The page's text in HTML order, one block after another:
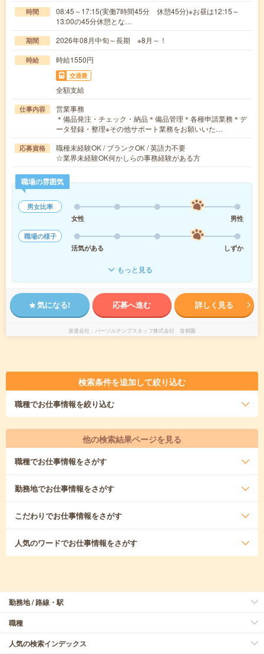
時間
08:45～17:15(実働7時間45分 休憩45分)※お昼は12:15～
13:00の45分休憩とな…
期間 2026年08月中旬～長期 ※8月～！
時給 時給1550円
交通費
全額支給
仕事内容
営業事務
＊備品発注・チェック・納品＊備品管理＊各種申請業務＊デ
ータ登録・整理※その他サポート業務をお願いいた…
応募資格
職種未経験OK / ブランクOK / 英語力不要
☆業界未経験OK何かしらの事務経験がある方
職場の雰囲気
男女比率
女性
男性
職場の様子
活気がある
しずか
もっと見る
気になる! 応募へ進む 詳しく見る
派遣会社 パーソルテンプスタッフ株式会社 首都圏
検索条件を追加して絞り込む
職種でお仕事情報を絞り込む
他の検索結果ページを見る
職種でお仕事情報をさがす
勤務地でお仕事情報をさがす
こだわりでお仕事情報をさがす
人気のワードでお仕事情報をさがす
勤務地 / 路線・駅
職種
人気の検索インデックス